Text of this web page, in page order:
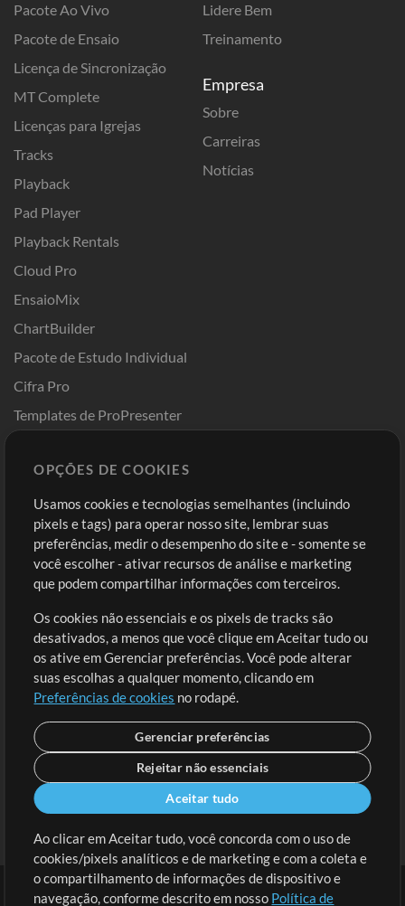
Pacote Ao Vivo
Pacote de Ensaio
Licença de Sincronização
MT Complete
Licenças para Igrejas
Tracks
Playback
Pad Player
Playback Rentals
Cloud Pro
EnsaioMix
ChartBuilder
Pacote de Estudo Individual
Cifra Pro
Templates de ProPresenter
Lidere Bem
Treinamento
Empresa
Sobre
Carreiras
Notícias
Comprar Créditos
Conteúdo Grátis
Solicite uma Música
Extras
Sessões
Envie seu conteúdo
Playlist
MT Conference
Entre
Cadastre-se
Ir ao carrinho
OPÇÕES DE COOKIES
Usamos cookies e tecnologias semelhantes (incluindo
pixels e tags) para operar nosso site, lembrar suas
preferências, medir o desempenho do site e - somente se
você escolher - ativar recursos de análise e marketing
que podem compartilhar informações com terceiros.
Os cookies não essenciais e os pixels de tracks são
desativados, a menos que você clique em Aceitar tudo ou
os ative em Gerenciar preferências. Você pode alterar
suas escolhas a qualquer momento, clicando em
Preferências de cookies no rodapé.
Gerenciar preferências
Rejeitar não essenciais
Aceitar tudo
Ao clicar em Aceitar tudo, você concorda com o uso de
cookies/pixels analíticos e de marketing e com a coleta e
o compartilhamento de informações de dispositivo e
navegação, conforme descrito em nosso Política de